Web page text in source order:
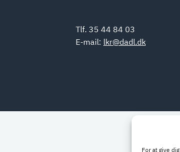
For at give
Tlf. 35 44 84 03
E-mail: lkr@dadl.dk